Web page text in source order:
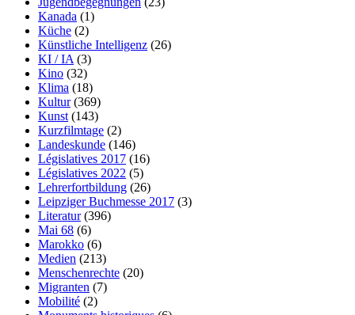
Kanada (1)
Küche (2)
Künstliche Intelligenz (26)
KI / IA (3)
Kino (32)
Klima (18)
Kultur(369)
Kunst (143)
Kurzfilmtage (2)
Landeskunde (146)
Législatives 2017 (16)
Législatives 2022 (5)
Lehrerfortbildung (26)
Leipziger Buchmesse 2017 (3)
Literatur(396)
Mai 68 (6)
Marokko (6)
Medien (213)
Menschenrechte (20)
Migranten (7)
Mobilité (2)